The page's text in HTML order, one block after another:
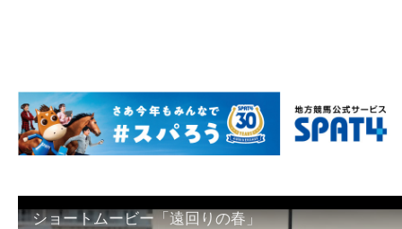
ショートムービー「遠回りの春」